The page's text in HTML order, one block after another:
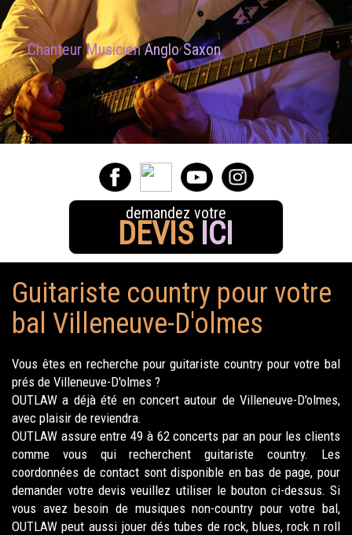
Chanteur MusicienAnglo Saxon
demandez votre
DEVIS ICI
Guitariste country pour votre
bal Villeneuve-D'olmes
Vous êtes en recherche pour guitariste country pour votre bal
prés de Villeneuve-D'olmes ?
OUTLAW a déjà été en concert autour de Villeneuve-D'olmes,
avec plaisir de reviendra.
OUTLAW assure entre 49 à 62 concerts par an pour les clients
comme vous qui recherchent guitariste country. Les
coordonnées de contact sont disponible en bas de page, pour
demander votre devis veuillez utiliser le bouton ci-dessus. Si
vous avez besoin de musiques non-country pour votre bal,
OUTLAW peut aussi jouer dés tubes de rock, blues, rock n roll